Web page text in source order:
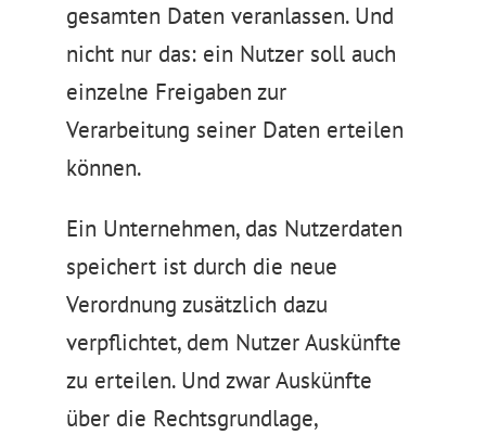
gesamten Daten veranlassen. Und
nicht nur das: ein Nutzer soll auch
einzelne Freigaben zur
Verarbeitung seiner Daten erteilen
können.
Ein Unternehmen, das Nutzerdaten
speichert ist durch die neue
Verordnung zusätzlich dazu
verpflichtet, dem Nutzer Auskünfte
zu erteilen. Und zwar Auskünfte
über die Rechtsgrundlage,